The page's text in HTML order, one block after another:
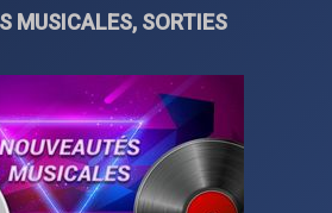
MUSICALES, SORTIES